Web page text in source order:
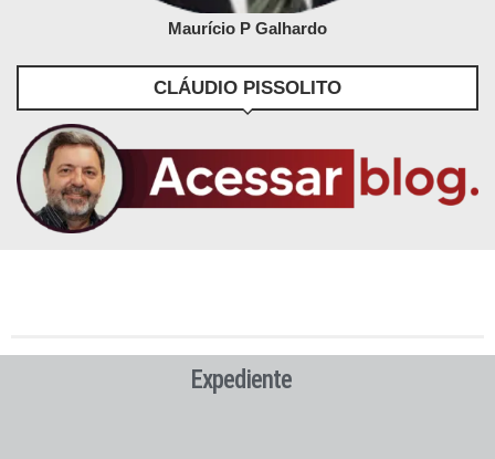
Maurício P Galhardo
CLÁUDIO PISSOLITO
Expediente